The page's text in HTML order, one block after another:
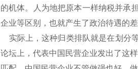
的机体。人为地把原本一样纳税并承
企业等区别，也就产生了政治待遇的差
实际上，这种归类排队就是在划分
论坛上，代表中国民营企业发出了这